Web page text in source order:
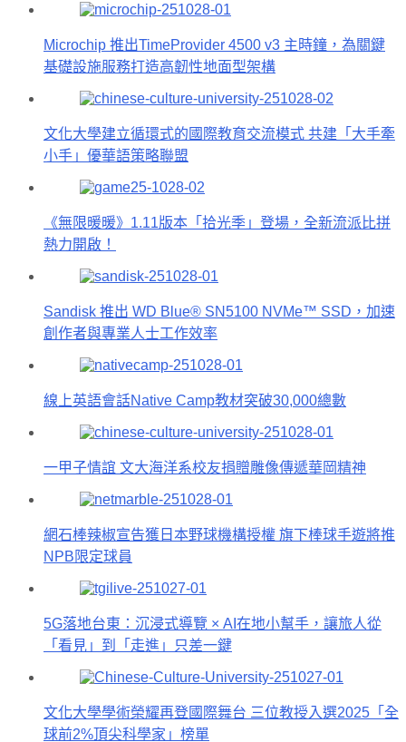
Microchip 推出TimeProvider 4500 v3 主時鐘，為關鍵
基礎設施服務打造高韌性地面型架構
文化大學建立循環式的國際教育交流模式 共建「大手牽
小手」優華語策略聯盟
《無限暖暖》1.11版本「拾光季」登場，全新流派比拼
熱力開啟！
Sandisk 推出 WD Blue® SN5100 NVMe™ SSD，加速
創作者與專業人士工作效率
線上英語會話Native Camp教材突破30,000總數
一甲子情誼 文大海洋系校友捐贈雕像傳遞華岡精神
網石棒辣椒宣告獲日本野球機構授權 旗下棒球手遊將推
NPB限定球員
5G落地台東：沉浸式導覽 × AI在地小幫手，讓旅人從
「看見」到「走進」只差一鍵
文化大學學術榮耀再登國際舞台 三位教授入選2025「全
球前2%頂尖科學家」榜單